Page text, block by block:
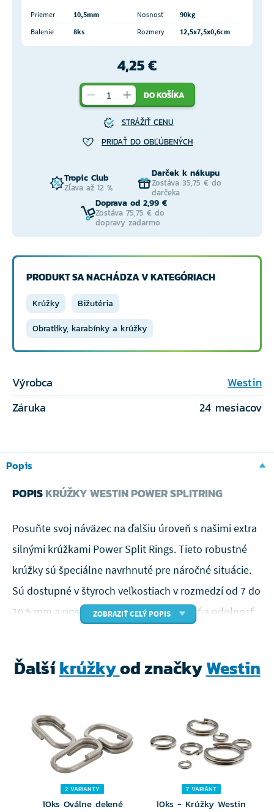
Priemer 10,5mm Nosnosť
90kg
Balenie
8ks Rozmery 12,5x7,5x0,6cm
4,25 €
DO KOŠÍKA
STRÁŽIŤ CENU
PRIDAŤ DO OBĽÚBENÝCH
Tropic Club
Zľava až 12 %
Darček k nákupu
Zostáva 35,75 € do
darčeka
Doprava od 2,99 €
Zostáva 75,75 € do
dopravy zadarmo
PRODUKT SA NACHÁDZA V KATEGÓRIACH
Krúžky
Bižutéria
Obratlíky, karabínky a krúžky
Výrobca
Westin
Záruka
24 mesiacov
Popis
POPISKRÚŽKY WESTIN POWER SPLITRING
Posuňte svoj náväzec na ďalšiu úroveň s našimi extra
silnými krúžkami Power Split Rings. Tieto robustné
krúžky sú špeciálne navrhnuté pre náročné situácie.
Sú dostupné v štyroch veľkostiach v rozmedzí od 7 do
10,5 mm a poskytujú výnimočnú pevnosť a odolnosť.
bezpečne pripevnené aj počas intenzívnych bitiek s
Extra silný krúžok
Povrchová úprava čierny nikel
Dostupné v 4 veľkostiach od priemeru 7 do
10,5 mm
ZOBRAZIŤ CELÝ POPIS
Ďalšíkrúžkyod značkyWestin
2 VARIANTY
10ks Oválne delené
7 VARIÁNT
10ks - Krúžky Westin